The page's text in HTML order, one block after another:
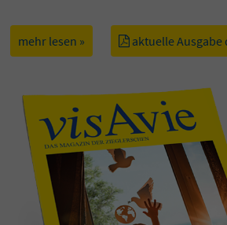
mehr lesen » aktuelle Ausgabe